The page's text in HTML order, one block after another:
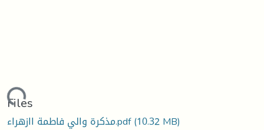
Files
مذكرة والي فاطمة اازهراء.pdf(10.32 MB)